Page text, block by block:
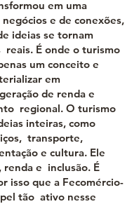
em uma
e de conexões,
ideias se tornam
É onde o turismo
um conceito e
em
de renda e
regional. O turismo
inteiras, como
transporte,
e cultura. Ele
renda e inclusão. É
isso que a Fecomércio-
tão ativo nesse